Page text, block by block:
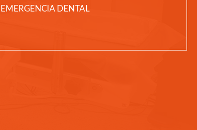
EMERGENCIA DENTAL